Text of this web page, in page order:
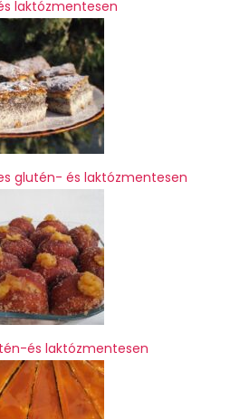
laktózmentesen
glutén- és laktózmentesen
és laktózmentesen